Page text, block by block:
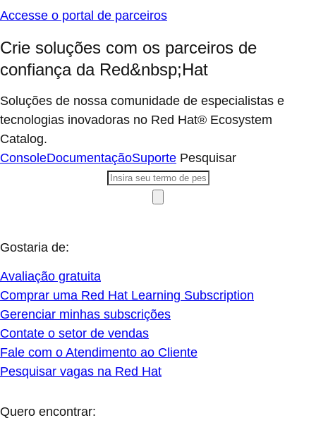
Accesse o portal de parceiros
Crie soluções com os parceiros de
confiança da Red&nbsp;Hat
Soluções de nossa comunidade de especialistas e
tecnologias inovadoras no Red Hat® Ecosystem
Catalog.
ConsoleDocumentaçãoSuporte Pesquisar
Gostaria de:
Avaliação gratuita
Comprar uma Red Hat Learning Subscription
Gerenciar minhas subscrições
Contate o setor de vendas
Fale com o Atendimento ao Cliente
Pesquisar vagas na Red Hat
Quero encontrar: